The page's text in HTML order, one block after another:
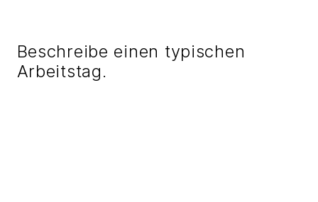
Beschreibe einen typischen
Arbeitstag.